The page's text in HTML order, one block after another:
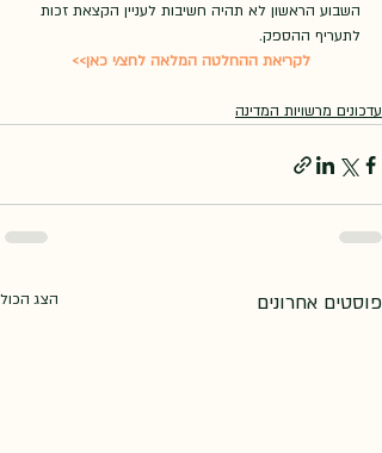
השבוע הראשון לא תהיה חשיבות לעניין הקצאת זכות
לתעריף ההספק.
לקריאת ההחלטה המלאה לחצ/י כאן>>
עדכונים מרשויות המדינה
פוסטים אחרונים הצג הכול